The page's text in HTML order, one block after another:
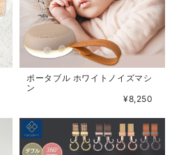
ポータブル ホワイトノイズマシ
ン
¥8,250